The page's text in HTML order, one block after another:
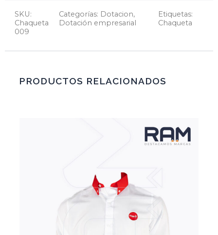
SKU:
Chaqueta
009
Categorías: Dotacion,
Dotación empresarial
Etiquetas:
Chaqueta
PRODUCTOS RELACIONADOS